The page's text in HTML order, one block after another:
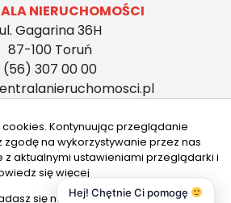
NIERUCHOMOŚCI
ul. Gagarina 36H
87-100 Toruń
(56) 307 00 00
zastrzeżone | Program dla biur
Kontynuując przeglądanie
zgodę na wykorzystywanie przez nas
aktualnymi ustawieniami przeglądarki i
się więcej
się na wykorzystywanie przez nas
Hej! Chętnie Ci pomogę